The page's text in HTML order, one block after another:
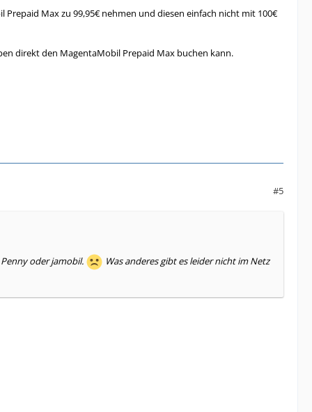
Max zu 99,95€ nehmen und diesen einfach nicht mit 100€
direkt den MagentaMobil Prepaid Max buchen kann.
#5
oder jamobil. Was anderes gibt es leider nicht im Netz